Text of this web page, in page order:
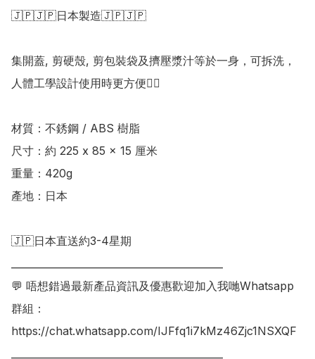
🇯🇵🇯🇵日本製造🇯🇵🇯🇵
集開蓋, 剪硬殼, 剪包裝袋及擠壓漿汁等於一身，可拆洗，
人體工學設計使用時更方便👍🏻
材質：不銹鋼 / ABS 樹脂
尺寸：約 225 x 85 x 15 厘米
重量：420g
產地：日本
🇯🇵日本直送約3-4星期
💬 唔想錯過最新產品資訊及優惠歡迎加入我哋Whatsapp
群組：
https://chat.whatsapp.com/IJFfq1i7kMz46Zjc1NSXQF